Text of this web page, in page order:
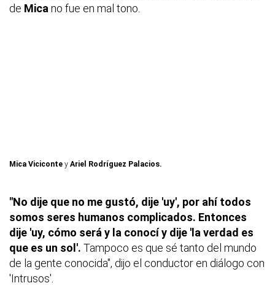
de Mica no fue en mal tono.
Mica Viciconte y Ariel Rodríguez Palacios.
"No dije que no me gustó, dije 'uy', por ahí todos
somos seres humanos complicados. Entonces
dije 'uy, cómo será y la conocí y dije 'la verdad es
que es un sol'. Tampoco es que sé tanto del mundo
de la gente conocida", dijo el conductor en diálogo con
'Intrusos'.